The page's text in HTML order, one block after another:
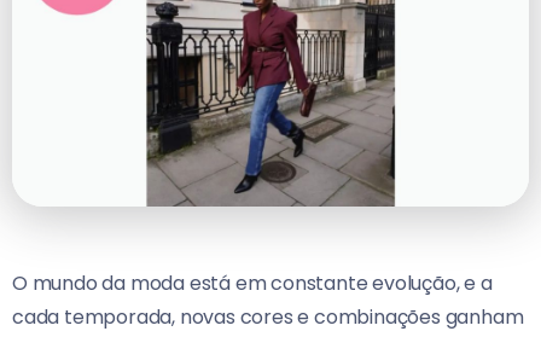
O mundo da moda está em constante evolução, e a
cada temporada, novas cores e combinações ganham